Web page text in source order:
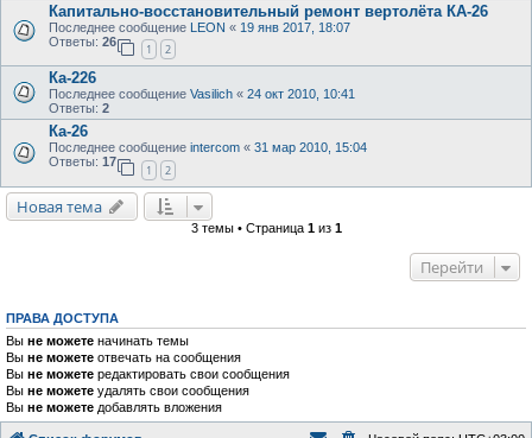
Капитально-восстановительный ремонт вертолёта КА-26
Последнее сообщение LEON « 19 янв 2017, 18:07
Ответы: 26
1 2
Ка-226
Последнее сообщение Vasilich « 24 окт 2010, 10:41
Ответы: 2
Ка-26
Последнее сообщение intercom « 31 мар 2010, 15:04
Ответы: 17
1 2
Новая тема
3 темы • Страница 1из 1
Перейти
ПРАВА ДОСТУПА
Вы не можете начинать темы
Вы не можете отвечать на сообщения
Вы не можете редактировать свои сообщения
Вы не можете удалять свои сообщения
Вы не можете добавлять вложения